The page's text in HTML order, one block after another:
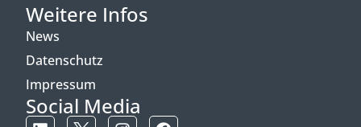
Weitere Infos
News
Datenschutz
Impressum
Social Media